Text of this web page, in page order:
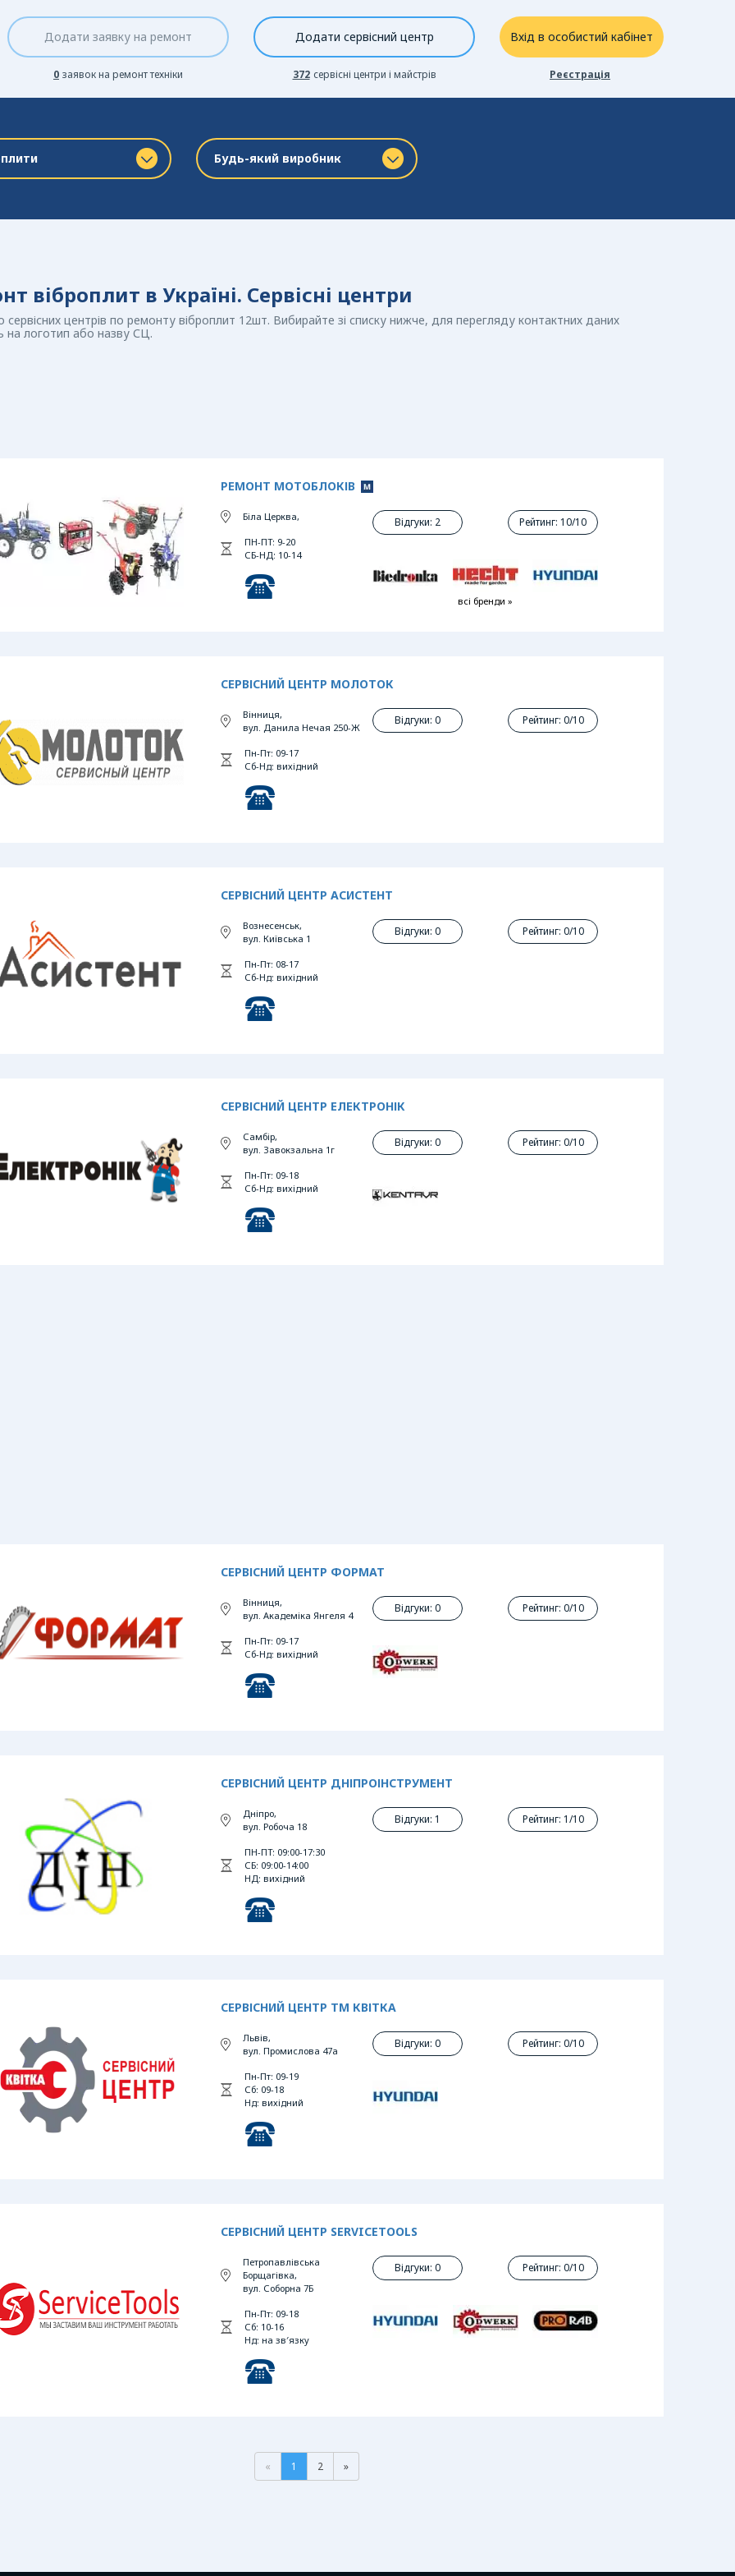
Додати заявку на ремонт
0 заявок на ремонт техніки
Додати сервісний центр
372 сервісні центри і майстрів
Вхід в особистий кабінет
Реєстрація
Будь-який виробник
віброплит в Україні. Сервісні центри
сервісних центрів по ремонту віброплит 12шт. Вибирайте зі списку нижче, для перегляду контактних даних
на логотип або назву СЦ.
РЕМОНТ МОТОБЛОКІВ
Біла Церква,
ПН-ПТ: 9-20
СБ-НД: 10-14
Відгуки: 2 Рейтинг: 10/10
всі бренди »
СЕРВІСНИЙ ЦЕНТР МОЛОТОК
Вінниця,
вул. Данила Нечая 250-Ж
Пн-Пт: 09-17
Сб-Нд: вихідний
Відгуки: 0 Рейтинг: 0/10
СЕРВІСНИЙ ЦЕНТР АСИСТЕНТ
Вознесенськ,
вул. Київська 1
Пн-Пт: 08-17
Сб-Нд: вихідний
Відгуки: 0 Рейтинг: 0/10
СЕРВІСНИЙ ЦЕНТР ЕЛЕКТРОНІК
Самбір,
вул. Завокзальна 1г
Пн-Пт: 09-18
Сб-Нд: вихідний
Відгуки: 0 Рейтинг: 0/10
СЕРВІСНИЙ ЦЕНТР ФОРМАТ
Вінниця,
вул. Академіка Янгеля 4
Пн-Пт: 09-17
Сб-Нд: вихідний
Відгуки: 0 Рейтинг: 0/10
СЕРВІСНИЙ ЦЕНТР ДНІПРОІНСТРУМЕНТ
Дніпро,
вул. Робоча 18
ПН-ПТ: 09:00-17:30
СБ: 09:00-14:00
НД: вихідний
Відгуки: 1 Рейтинг: 1/10
СЕРВІСНИЙ ЦЕНТР ТМ КВІТКА
Львів,
вул. Промислова 47а
Пн-Пт: 09-19
Сб: 09-18
Нд: вихідний
Відгуки: 0 Рейтинг: 0/10
СЕРВІСНИЙ ЦЕНТР SERVICETOOLS
Петропавлівська
Борщагівка,
вул. Соборна 7Б
Пн-Пт: 09-18
Сб: 10-16
Нд: на зв′язку
Відгуки: 0 Рейтинг: 0/10
« 1 2 »